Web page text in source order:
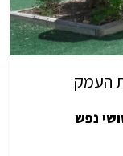
העמק
נפש